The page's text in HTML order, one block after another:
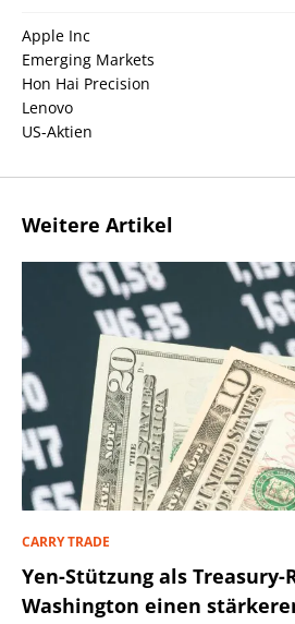
Apple Inc
Emerging Markets
Hon Hai Precision
Lenovo
US-Aktien
Weitere Artikel
CARRY TRADE
Yen-Stützung als Treasury-
Washington einen